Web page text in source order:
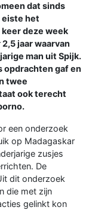
dat sinds
eiste het
deze week
jaar waarvan
man uit Spijk.
opdrachten gaf en
twee
ook terecht
een onderzoek
op Madagaskar
zusjes
De
dit onderzoek
die met zijn
gelinkt kon